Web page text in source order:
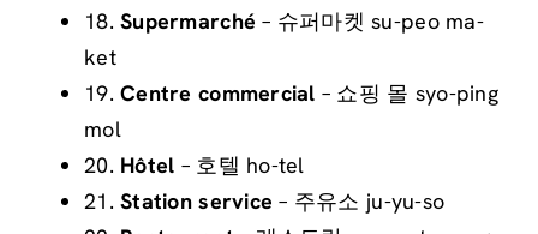
18.Supermarché – 슈퍼마켓 su-peo ma-
ket
19.Centre commercial – 쇼핑 몰 syo-ping
mol
20. Hôtel – 호텔 ho-tel
21.Station service – 주유소 ju-yu-so